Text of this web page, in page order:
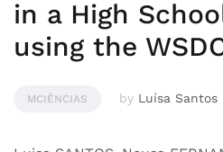
in a High
using the
MCIÊNCIAS by Luísa Santos